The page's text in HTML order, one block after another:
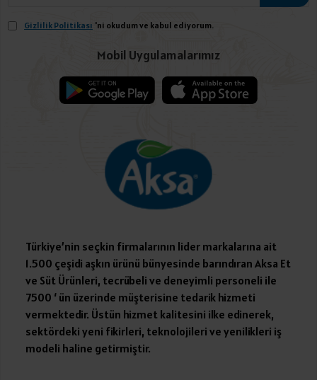
Gizlilik Politikası 'ni okudum ve kabul ediyorum.
Mobil Uygulamalarımız
Türkiye’nin seçkin firmalarının lider markalarına ait
1.500 çeşidi aşkın ürünü bünyesinde barındıran Aksa Et
ve Süt Ürünleri, tecrübeli ve deneyimli personeli ile
7500 ‘ ün üzerinde müşterisine tedarik hizmeti
vermektedir. Üstün hizmet kalitesini ilke edinerek,
sektördeki yeni fikirleri, teknolojileri ve yenilikleri iş
modeli haline getirmiştir.